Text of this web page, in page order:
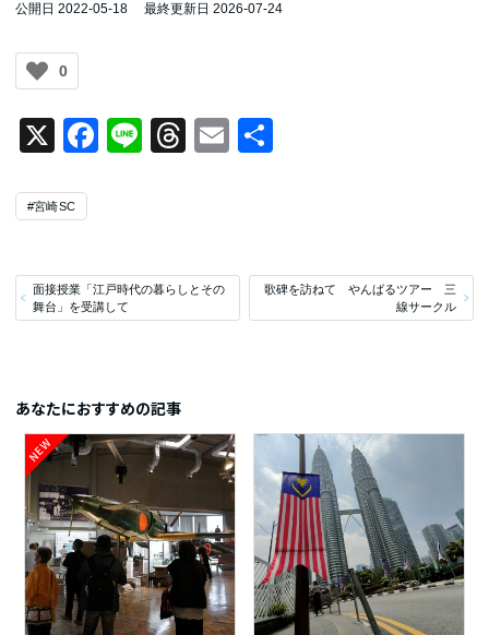
公開日 2022-05-18 最終更新日 2026-07-24
0
X Facebook
LineThreads
Email
#宮崎SC
面接授業「江戸時代の暮らしとその
舞台」を受講して
歌碑を訪ねて やんばるツアー 三
線サークル
あなたにおすすめの記事
NEW